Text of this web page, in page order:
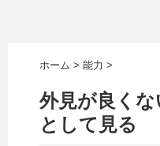
ホーム > 能力 >
外見が良く
として見る